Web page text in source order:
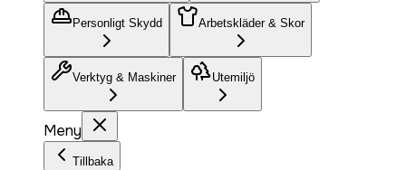
Personligt Skydd Arbetskläder & Skor
Verktyg & Maskiner Utemiljö
Meny
Tillbaka